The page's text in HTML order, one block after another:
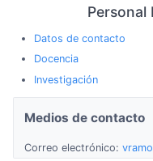
Personal
Datos de contacto
Docencia
Investigación
Medios de contacto
Correo electrónico: